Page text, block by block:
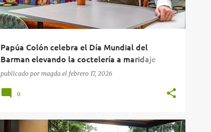
Papúa Colón celebra el Día Mundial del
Barman elevando la coctelería a maridaje
cultural
publicado por magda el febrero 17, 2026
0